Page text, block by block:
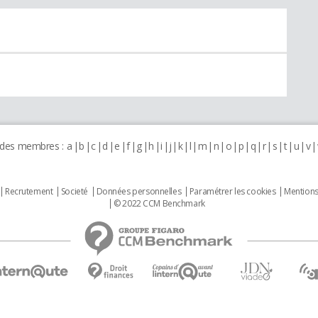
membres : a b c d e f g h i j k l m n o p q r s t u v
Recrutement Societé Données personnelles Paramétrer les cookies
© 2022 CCM Benchmark